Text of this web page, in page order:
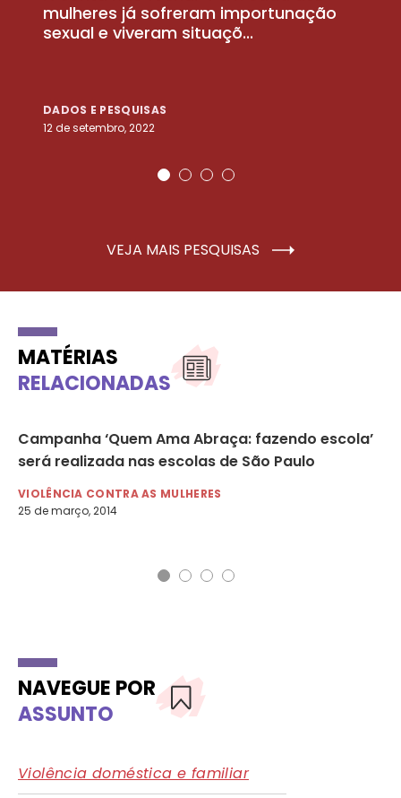
mulheres já sofreram importunação
sexual e viveram situaçõ...
DADOS E PESQUISAS
12 de setembro, 2022
VEJA MAIS PESQUISAS
MATÉRIAS
RELACIONADAS
Campanha ‘Quem Ama Abraça: fazendo escola’
será realizada nas escolas de São Paulo
VIOLÊNCIA CONTRA AS MULHERES
25 de março, 2014
NAVEGUE POR
ASSUNTO
Violência doméstica e familiar